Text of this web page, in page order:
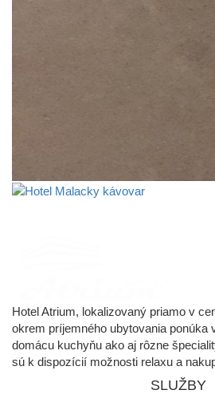
Hotel Atrium, lokalizovaný priamo v
okrem príjemného ubytovania ponúka
domácu kuchyňu ako aj rôzne
sú k dispozícií možnosti relaxu a
SLUŽBY